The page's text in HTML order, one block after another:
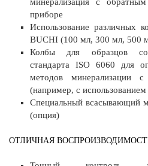
приборе
Использование различных
BUCHI (100 мл, 300 мл, 500
Колбы для образцов
стандарта ISO 6060 для
методов минерализации
(например, с
Специальный всасывающий
(опция)
ОТЛИЧНАЯ